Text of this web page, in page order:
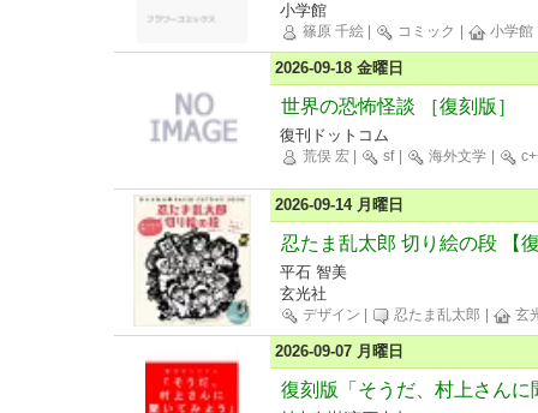
小学館
篠原 千絵 コミック 小学館
2026-09-18 金曜日
世界の恐怖怪談 ［復刻版］
復刊ドットコム
荒俣 宏 sf 海外文学
2026-09-14 月曜日
忍たま乱太郎 切り絵の段 【
平石 智美
玄光社
デザイン 忍たま乱太郎 玄
2026-09-07 月曜日
復刻版「そうだ、村上さんに